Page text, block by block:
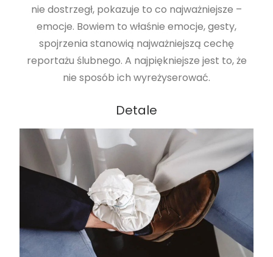
nie dostrzegł, pokazuje to co najważniejsze –
emocje. Bowiem to właśnie emocje, gesty,
spojrzenia stanowią najważniejszą cechę
reportażu ślubnego. A najpiękniejsze jest to, że
nie sposób ich wyreżyserować.
Detale